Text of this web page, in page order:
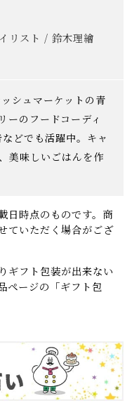
リスト / 鈴木理繪
シュマーケットの青
ーのフードコーディ
どでも活躍中。キャ
美味しいごはんを作
日時点のものです。商
ていただく場合がござ
ギフト包装が出来ない
ページの「ギフト包